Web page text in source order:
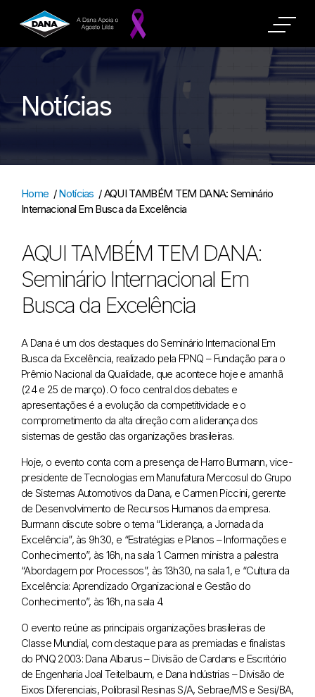
Notícias
Home /Notícias /AQUI TAMBÉM TEM DANA: Seminário
Internacional Em Busca da Excelência
AQUI TAMBÉM TEM DANA:
Seminário Internacional Em
Busca da Excelência
A Dana é um dos destaques do Seminário Internacional Em
Busca da Excelência, realizado pela FPNQ – Fundação para o
Prêmio Nacional da Qualidade, que acontece hoje e amanhã
(24 e 25 de março). O foco central dos debates e
apresentações é a evolução da competitividade e o
comprometimento da alta direção com a liderança dos
sistemas de gestão das organizações brasileiras.
Hoje, o evento conta com a presença de Harro Burmann, vice-
presidente de Tecnologias em Manufatura Mercosul do Grupo
de Sistemas Automotivos da Dana, e Carmen Piccini, gerente
de Desenvolvimento de Recursos Humanos da empresa.
Burmann discute sobre o tema “Liderança, a Jornada da
Excelência”, às 9h30, e “Estratégias e Planos – Informações e
Conhecimento”, às 16h, na sala 1. Carmen ministra a palestra
“Abordagem por Processos”, às 13h30, na sala 1, e “Cultura da
Excelência: Aprendizado Organizacional e Gestão do
Conhecimento”, às 16h, na sala 4.
O evento reúne as principais organizações brasileiras de
Classe Mundial, com destaque para as premiadas e finalistas
do PNQ 2003: Dana Albarus – Divisão de Cardans e Escritório
de Engenharia Joal Teitelbaum, e Dana Indústrias – Divisão de
Eixos Diferenciais, Polibrasil Resinas S/A, Sebrae/MS e Sesi/BA,